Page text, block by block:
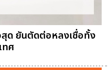
ด ยันตัดต่อหลงเชื่อทั้ง
ทศ